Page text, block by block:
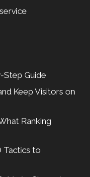
Guide
Keep Visitors on
Ranking
Tactics to